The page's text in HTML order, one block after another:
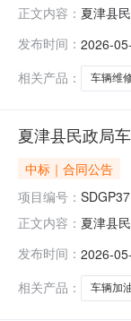
正文内容： 夏津县
县宏邦
单价（
发布时间： 2026-
相关产品：
车辆维
夏津县民政局
中标｜合同公告
项目编号：
正文内容： 夏津县
方）：
发布时间： 2026-
相关产品：
车辆加